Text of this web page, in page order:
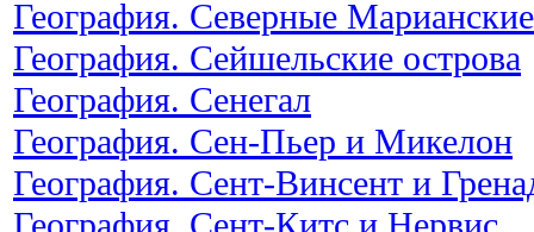
География. Северные
География. Сейшельские острова
География. Сенегал
География. Сен-Пьер и Микелон
География. Сент-Винсент и